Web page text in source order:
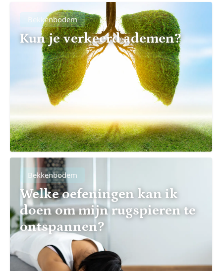
Bekkenbodem
Kun je verkeerd ademen?
Bekkenbodem
Welke oefeningen kan ik
doen om mijn rugspieren te
ontspannen?